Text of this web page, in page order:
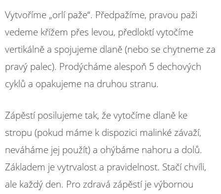
Vytvoříme „orlí paže“. Předpažíme, pravou paži
vedeme křížem přes levou, předloktí vytočíme
vertikálně a spojujeme dlaně (nebo se chytneme za
pravý palec). Prodýcháme alespoň 5 dechových
cyklů a opakujeme na druhou stranu.
Zápěstí posilujeme tak, že vytočíme dlaně ke
stropu (pokud máme k dispozici malinké závaží,
neváháme jej použít) a ohýbáme nahoru a dolů.
Základem je vytrvalost a pravidelnost. Stačí chvíli,
ale každý den. Pro zdravá zápěstí je výbornou